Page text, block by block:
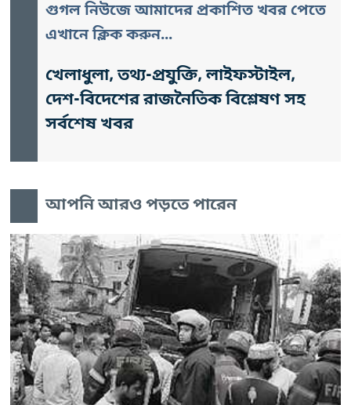
গুগল নিউজে আমাদের প্রকাশিত খবর পেতে
এখানে ক্লিক করুন...
খেলাধুলা, তথ্য-প্রযুক্তি, লাইফস্টাইল,
দেশ-বিদেশের রাজনৈতিক বিশ্লেষণ সহ
সর্বশেষ খবর
আপনি আরও পড়তে পারেন